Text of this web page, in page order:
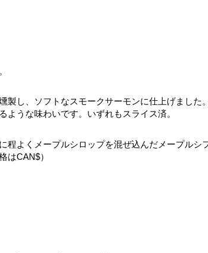
製し、ソフトなスモークサーモンに仕上げまし
うな味わいです。いずれもスライス済。
程よくメープルシロップを混ぜ込んだメープル
はCAN$）